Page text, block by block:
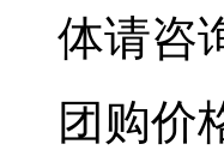
体请咨
团购价